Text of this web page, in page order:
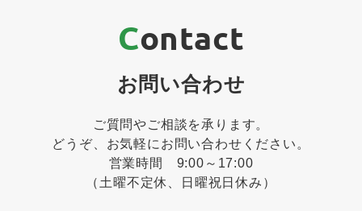
Contact
お問い合わせ
ご質問やご相談を承ります。
どうぞ、お気軽にお問い合わせください。
営業時間 9:00～17:00
（土曜不定休、日曜祝日休み）